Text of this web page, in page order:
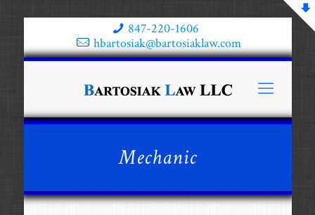
847-220-1606
hbartosiak@bartosiaklaw.com
Mechanic